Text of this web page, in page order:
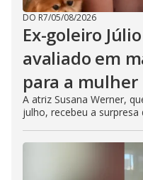
DO R7/05/08/2026
Ex-goleiro
avaliado em
para a mulher
A atriz Susana Werner,
julho, recebeu a surpresa